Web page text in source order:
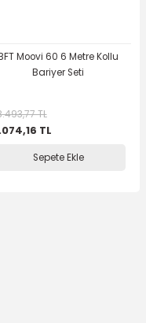
Moovi 60 6 Metre Kollu
Bariyer Seti
TL
TL
Sepete Ekle